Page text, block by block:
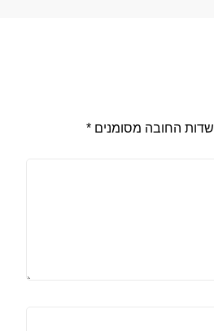
שדות החובה מסומנים *